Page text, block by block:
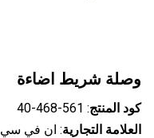
وصلة شريط اضاءة
كود المنتج: ‎40-468-561
العلامة التجارية: ان في سي